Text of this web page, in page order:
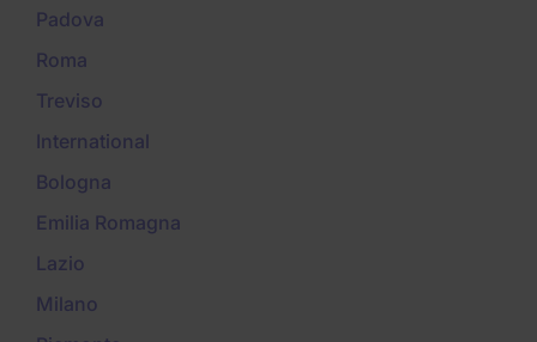
Padova
Roma
Treviso
International
Bologna
Emilia Romagna
Lazio
Milano